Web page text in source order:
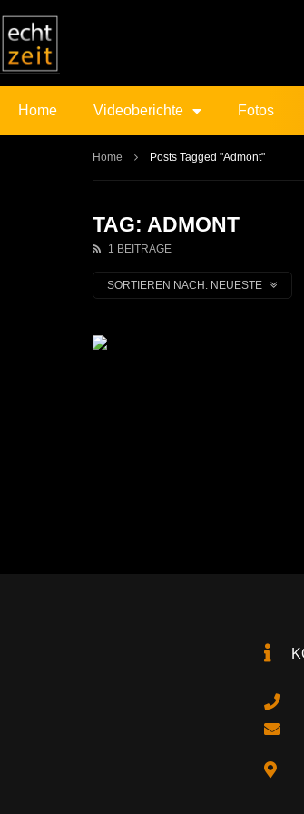
Home Videoberichte Fotos
Home Posts Tagged "Admont"
TAG: ADMONT
1 BEITRÄGE
SORTIEREN NACH: NEUESTE